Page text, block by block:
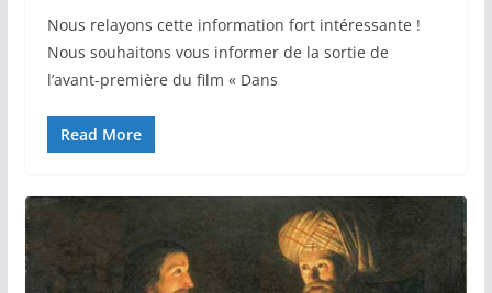
Nous relayons cette information fort intéressante !
Nous souhaitons vous informer de la sortie de
l’avant-première du film « Dans
Read More